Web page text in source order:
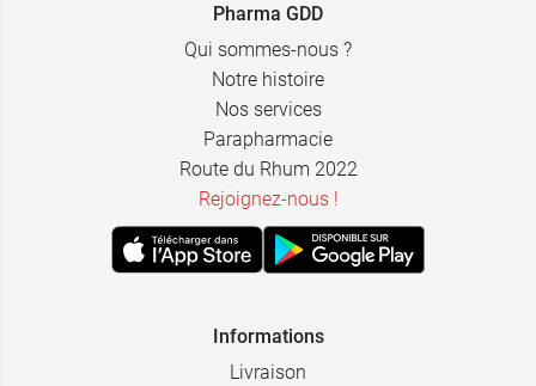
3,89 €
3,89 €
3,89 €
Pharma GDD
Qui sommes-nous ?
Notre histoire
Nos services
Parapharmacie
Route du Rhum 2022
Rejoignez-nous !
Informations
Livraison